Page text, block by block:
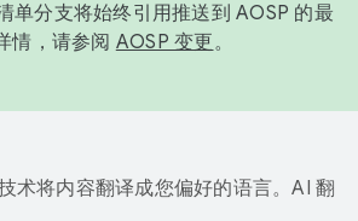
单分支将始终引用推送到 AOSP 的最
情，请参阅 AOSP 变更。
术将内容翻译成您偏好的语言。AI 翻